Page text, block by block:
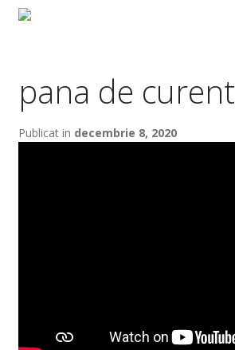
pana de curent
Publicat in decembrie 8, 2020